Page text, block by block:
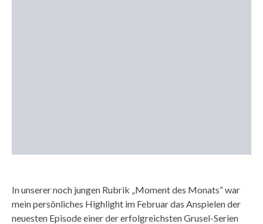
In unserer noch jungen Rubrik „Moment des Monats“ war
mein persönliches Highlight im Februar das Anspielen der
neuesten Episode einer der erfolgreichsten Grusel-Serien